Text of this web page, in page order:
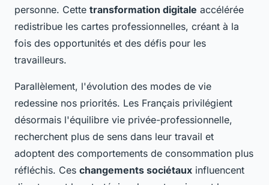
personne. Cette transformation digitale accélérée
redistribue les cartes professionnelles, créant à la
fois des opportunités et des défis pour les
travailleurs.
Parallèlement, l'évolution des modes de vie
redessine nos priorités. Les Français privilégient
désormais l'équilibre vie privée-professionnelle,
recherchent plus de sens dans leur travail et
adoptent des comportements de consommation plus
réfléchis. Ces changements sociétaux influencent